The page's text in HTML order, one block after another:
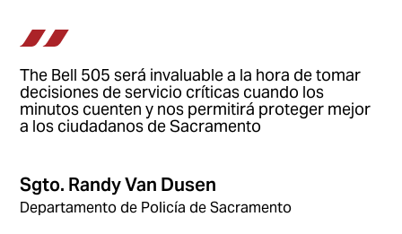
The Bell 505 será invaluable a la hora de tomar
decisiones de servicio críticas cuando los
minutos cuenten y nos permitirá proteger mejor
a los ciudadanos de Sacramento
Sgto. Randy Van Dusen
Departamento de Policía de Sacramento